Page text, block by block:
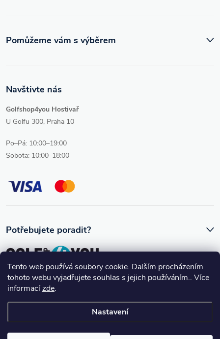
Tento web používá soubory cookie. Dalším procházením
tohoto webu vyjadřujete souhlas s jejich používáním.. Více
informacízde.
Nastavení
Navštivte nás
Golfshop4you Hostivař
U Golfu 300, Praha 10
Po–Pá: 10:00–19:00
Sobota: 10:00–18:00
Pomůžeme vám s výběrem
Potřebujete poradit?
Ozve se vám skutečný člověk, který golfovému vybavení rozumí.
nastavení cookies